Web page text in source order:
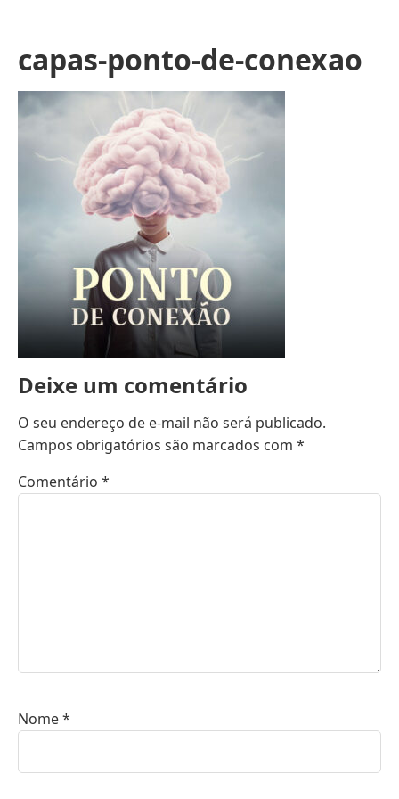
capas-ponto-de-conexao
Deixe um comentário
O seu endereço de e-mail não será publicado.
Campos obrigatórios são marcados com *
Comentário *
Nome*